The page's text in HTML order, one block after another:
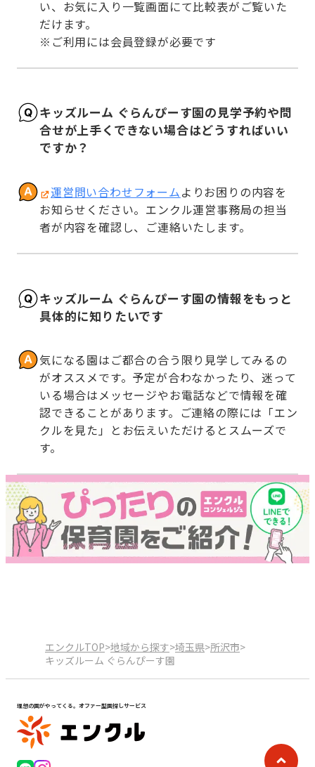
い、お気に入り一覧画面にて比較表がご覧いた
だけます。
※ご利用には会員登録が必要です
キッズルーム ぐらんぴーす園の見学予約や問
合せが上手くできない場合はどうすればいい
ですか？
運営問い合わせフォームよりお困りの内容を
お知らせください。エンクル運営事務局の担当
者が内容を確認し、ご連絡いたします。
キッズルーム ぐらんぴーす園の情報をもっと
具体的に知りたいです
気になる園はご都合の合う限り見学してみるの
がオススメです。予定が合わなかったり、迷って
いる場合はメッセージやお電話などで情報を確
認できることがあります。ご連絡の際には「エン
クルを見た」とお伝えいただけるとスムーズで
す。
エンクルTOP>地域から探す>埼玉県>所沢市>
キッズルーム ぐらんぴーす園
理想の園がやってくる。オファー型園探しサービス